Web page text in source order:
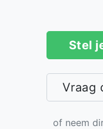
Stel
Vraag
of neem